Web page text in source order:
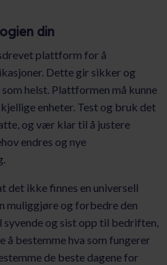
din
plattform for å
Dette gir sikker og
helst. Plattformen må kunne
enheter. Test og bruk det
og vær klar til å justere
endres og nye
det ikke finnes en universell
muliggjøre og forbedre den
og sist opp til bedriften,
å bestemme hva som fungerer
de beste dagene for